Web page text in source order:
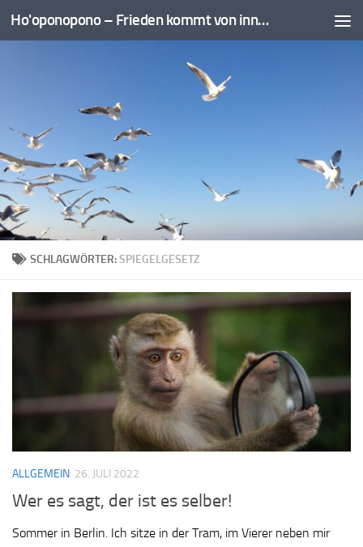
Zum Inhalt springen Ho'oponopono – Frieden kommt von innen
SCHLAGWÖRTER:SPIEGELGESETZ
ALLGEMEIN 26. JULI 2022
Wer es sagt, der ist es selber!
Sommer in Berlin. Ich sitze in der Tram, im Vierer neben mir